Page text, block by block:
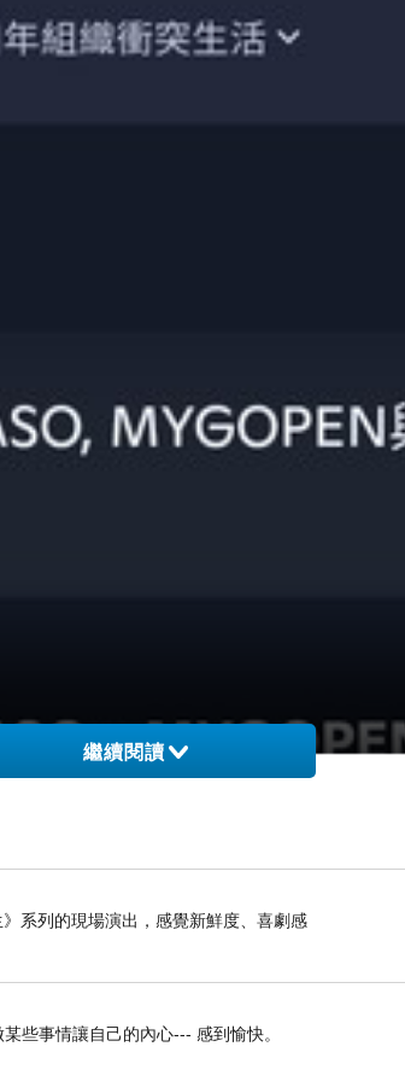
繼續閱讀
系列的現場演出，感覺新鮮度、喜劇感
些事情讓自己的內心--- 感到愉快。